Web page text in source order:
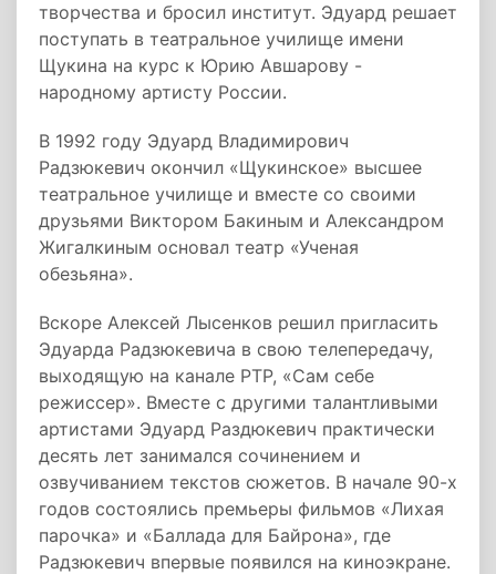
творчества и бросил институт. Эдуард решает
поступать в театральное училище имени
Щукина на курс к Юрию Авшарову -
народному артисту России.
В 1992 году Эдуард Владимирович
Радзюкевич окончил «Щукинское» высшее
театральное училище и вместе со своими
друзьями Виктором Бакиным и Александром
Жигалкиным основал театр «Ученая
обезьяна».
Вскоре Алексей Лысенков решил пригласить
Эдуарда Радзюкевича в свою телепередачу,
выходящую на канале РТР, «Сам себе
режиссер». Вместе с другими талантливыми
артистами Эдуард Раздюкевич практически
десять лет занимался сочинением и
озвучиванием текстов сюжетов. В начале 90-х
годов состоялись премьеры фильмов «Лихая
парочка» и «Баллада для Байрона», где
Радзюкевич впервые появился на киноэкране.